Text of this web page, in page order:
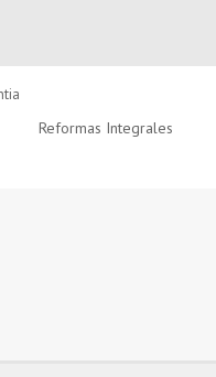
Reformas Integrales